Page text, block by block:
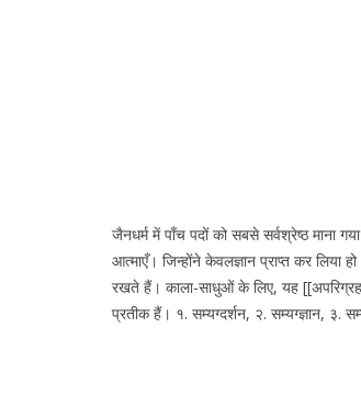
जैनधर्म में पाँच पदों को सबसे सर्वश्रेष्ठ माना
आत्माएँ। जिन्होंने केवलज्ञान प्राप्त कर लिया
रखते हैं। काला-साधुओं के लिए, यह
प्रतीक हैं। १. सम्यग्दर्शन, २. सम्यग्ज्ञान, ३.